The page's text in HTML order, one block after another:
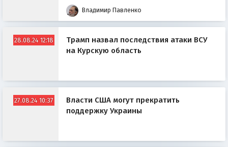
Владимир Павленко
28.08.24 12:18
Трамп назвал последствия атаки ВСУ
на Курскую область
27.08.24 10:37
Власти США могут прекратить
поддержку Украины